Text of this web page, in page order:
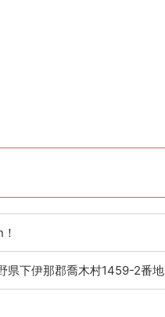
県下伊那郡喬木村1459-2番地